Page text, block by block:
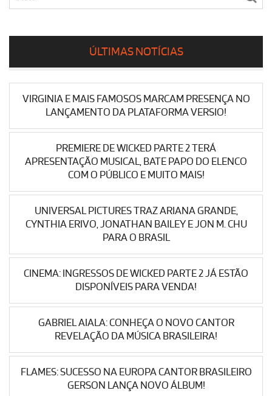
ÚLTIMAS NOTÍCIAS
VIRGINIA E MAIS FAMOSOS MARCAM PRESENÇA NO
LANÇAMENTO DA PLATAFORMA VERSIO!
PREMIERE DE WICKED PARTE 2 TERÁ
APRESENTAÇÃO MUSICAL, BATE PAPO DO ELENCO
COM O PÚBLICO E MUITO MAIS!
UNIVERSAL PICTURES TRAZ ARIANA GRANDE,
CYNTHIA ERIVO, JONATHAN BAILEY E JON M. CHU
PARA O BRASIL
CINEMA: INGRESSOS DE WICKED PARTE 2 JÁ ESTÃO
DISPONÍVEIS PARA VENDA!
GABRIEL AIALA: CONHEÇA O NOVO CANTOR
REVELAÇÃO DA MÚSICA BRASILEIRA!
FLAMES: SUCESSO NA EUROPA CANTOR BRASILEIRO
GERSON LANÇA NOVO ÁLBUM!